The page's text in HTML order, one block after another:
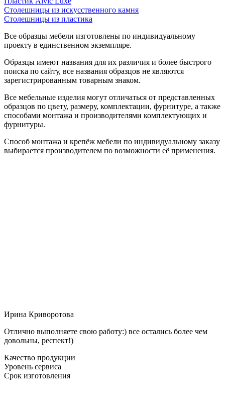
Столешницы из искусственного камня
Столешницы из пластика
Все образцы мебели изготовлены по индивидуальному
проекту в единственном экземпляре.
Образцы имеют названия для их различия и более быстрого
поиска по сайту, все названия образцов не являются
зарегистрированным товарным знаком.
Все мебельные изделия могут отличаться от представленных
образцов по цвету, размеру, комплектации, фурнитуре, а также
способами монтажа и производителями комплектующих и
фурнитуры.
Способ монтажа и крепёж мебели по индивидуальному заказу
выбирается производителем по возможности её применения.
Ирина Криворотова
Отлично выполняете свою работу:) все остались более чем
довольны, респект!)
Качество продукции
Уровень сервиса
Срок изготовления